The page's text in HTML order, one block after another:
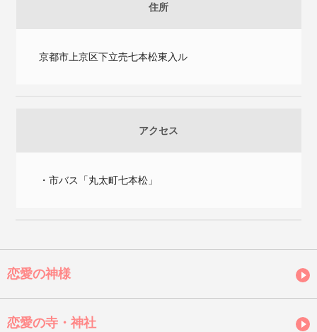
住所
京都市上京区下立売七本松東入ル
アクセス
・市バス「丸太町七本松」
恋愛の神様
恋愛の寺・神社